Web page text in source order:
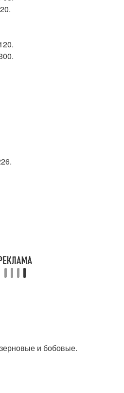
и бобовые.